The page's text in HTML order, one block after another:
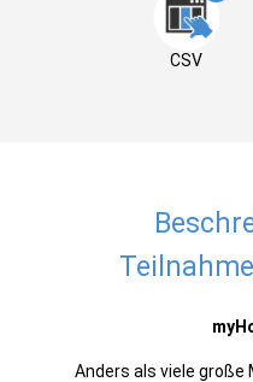
CSV
Anders als viele große